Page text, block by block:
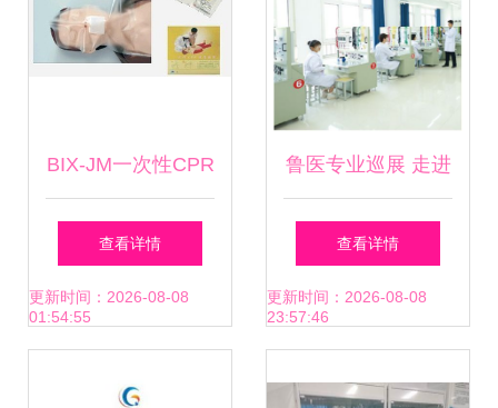
BIX-JM一次性CPR
训练屏障消毒面膜
——医药教学器材
查看详情
更新时间：2026-08-08
01:54:55
鲁医专业巡展 走进
齐鲁医药学院医学
影像学院
查看详情
更新时间：2026-08-08
23:57:46